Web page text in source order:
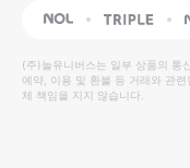
NOL Triple
(주)놀유니버스는 일부 상품의 통
예약, 이용 및 환불 등 거래와 관
체 책임을 지지 않습니다.